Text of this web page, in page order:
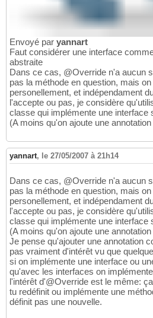
Envoyé par yannart
Faut considérer une interface
abstraite
Dans ce cas, @Override n'a aucun
pas la méthode en question, mais
personellement, et indépendament
l'accepte ou pas, je considère
classe qui implémente une interface
(A moins qu'on ajoute une
yannart, le 27/05/2007 à 21h14
Dans ce cas, @Override n'a aucun
pas la méthode en question, mais
personellement, et indépendament
l'accepte ou pas, je considère
classe qui implémente une interface
(A moins qu'on ajoute une
Je pense qu'ajouter une annotation
pas vraiment d'intérêt vu que
si on implémente une interface ou
qu'avec les interfaces on
l'intérêt d'@Override est le même:
tu redéfinit ou implémente une
définit pas une nouvelle.